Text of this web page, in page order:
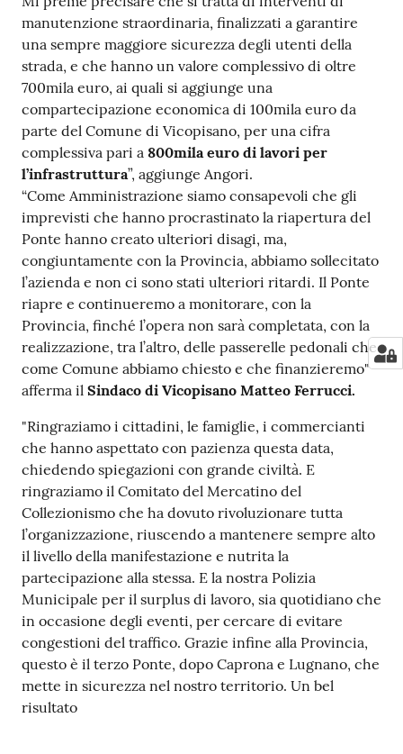
manutenzione straordinaria, finalizzati a garantire
una sempre maggiore sicurezza degli utenti della
strada, e che hanno un valore complessivo di oltre
700mila euro, ai quali si aggiunge una
compartecipazione economica di 100mila euro da
parte del Comune di Vicopisano, per una cifra
complessiva pari a 800mila euro di lavori per
l’infrastruttura”, aggiunge Angori.
“Come Amministrazione siamo consapevoli che gli
imprevisti che hanno procrastinato la riapertura del
Ponte hanno creato ulteriori disagi, ma,
congiuntamente con la Provincia, abbiamo sollecitato
l’azienda e non ci sono stati ulteriori ritardi. Il Ponte
riapre e continueremo a monitorare, con la
Provincia, finché l’opera non sarà completata, con la
realizzazione, tra l’altro, delle passerelle pedonali che
come Comune abbiamo chiesto e che finanzieremo"
afferma il Sindaco di Vicopisano Matteo Ferrucci.
"Ringraziamo i cittadini, le famiglie, i commercianti
che hanno aspettato con pazienza questa data,
chiedendo spiegazioni con grande civiltà. E
ringraziamo il Comitato del Mercatino del
Collezionismo che ha dovuto rivoluzionare tutta
l’organizzazione, riuscendo a mantenere sempre alto
il livello della manifestazione e nutrita la
partecipazione alla stessa. E la nostra Polizia
Municipale per il surplus di lavoro, sia quotidiano che
in occasione degli eventi, per cercare di evitare
congestioni del traffico. Grazie infine alla Provincia,
questo è il terzo Ponte, dopo Caprona e Lugnano, che
mette in sicurezza nel nostro territorio. Un bel
risultato